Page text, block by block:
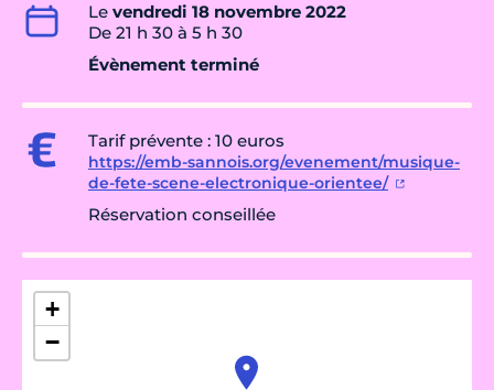
Le vendredi 18 novembre 2022
De 21 h 30 à 5 h 30
Évènement terminé
Tarif prévente : 10 euros
https://emb-sannois.org/evenement/musique-
de-fete-scene-electronique-orientee/
Réservation conseillée
+
−